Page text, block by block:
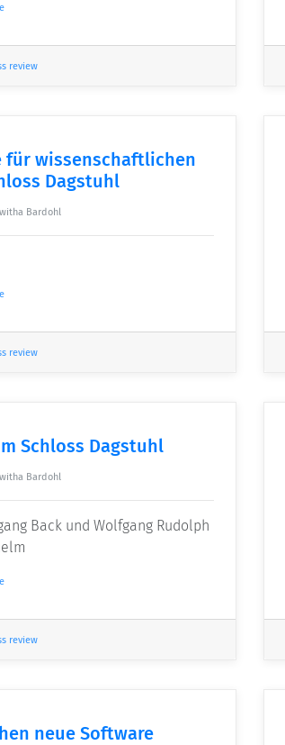
review
für wissenschaftlichen
Dagstuhl
Bardohl
review
Schloss Dagstuhl
Bardohl
Back und Wolfgang Rudolph
review
neue Software